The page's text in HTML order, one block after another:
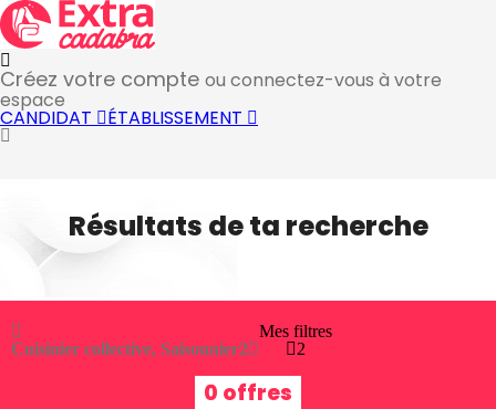
Créez votre compte ou connectez-vous à votre
espace
CANDIDAT ÉTABLISSEMENT
Résultats de ta recherche
Cuisinier collective, Saisonnier2
Mes filtres
2
0 offres